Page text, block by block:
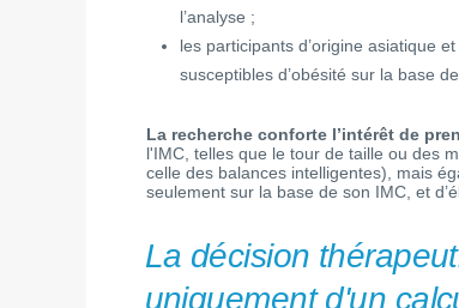
l’analyse ;
les participants d’origine asiatique
susceptibles d’obésité sur la base
La recherche conforte l’intérêt de
l'IMC, telles que le tour de taille ou des
celle des balances intelligentes), mais
seulement sur la base de son IMC, et
La décision
uniquement d'un